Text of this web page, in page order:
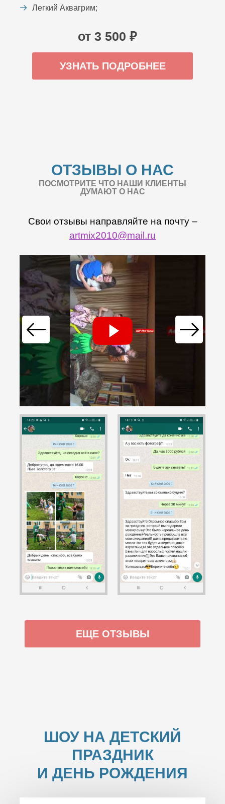
Легкий Аквагрим;
от 3 500 ₽
УЗНАТЬ ПОДРОБНЕЕ
ОТЗЫВЫ О НАС
ПОСМОТРИТЕ ЧТО НАШИ КЛИЕНТЫ
ДУМАЮТ О НАС
Свои отзывы направляйте на почту –
artmix2010@mail.ru
ЕЩЕ ОТЗЫВЫ
ШОУ НА ДЕТСКИЙ
ПРАЗДНИК
И ДЕНЬ РОЖДЕНИЯ